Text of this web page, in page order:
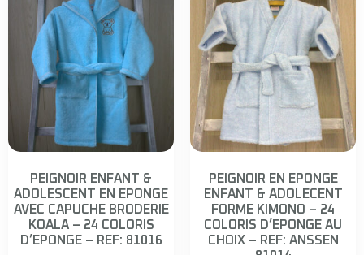
PEIGNOIR ENFANT &
ADOLESCENT EN EPONGE
AVEC CAPUCHE BRODERIE
KOALA – 24 COLORIS
D’EPONGE – REF: 81016
PEIGNOIR EN EPONGE
ENFANT & ADOLECENT
FORME KIMONO – 24
COLORIS D’EPONGE AU
CHOIX – REF: ANSSEN